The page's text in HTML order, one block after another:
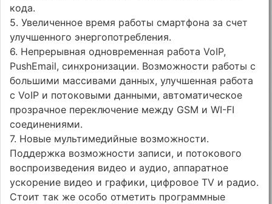
кода.
5. Увеличенное время работы смартфона за счет
улучшенного энергопотребления.
6. Непрерывная одновременная работа VoIP,
PushEmail, синхронизации. Возможности работы с
большими массивами данных, улучшенная работа
с VoIP и потоковыми данными, автоматическое
прозрачное переключение между GSM и WI-FI
соединениями.
7. Новые мультимедийные возможности.
Поддержка возможности записи, и потокового
воспроизведения видео и аудио, аппаратное
ускорение видео и графики, цифровое TV и радио.
Стоит так же особо отметить программные